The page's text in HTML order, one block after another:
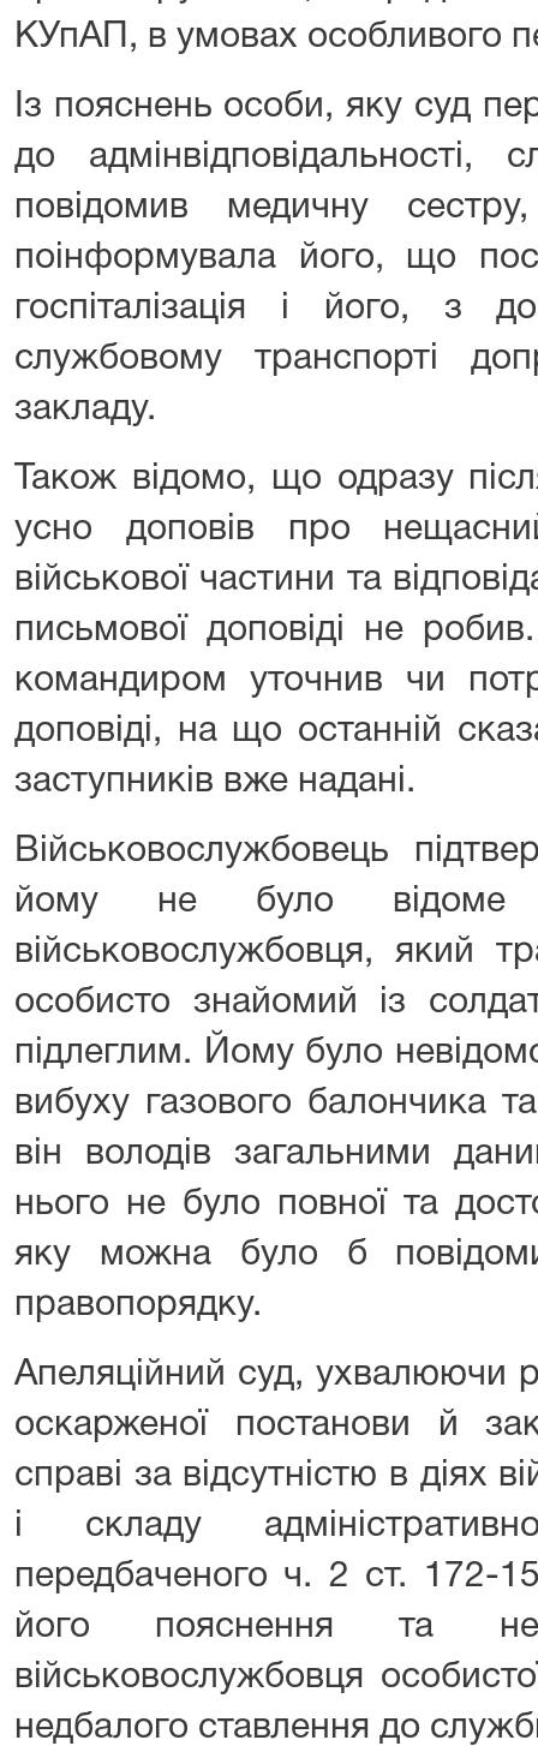
КУпАП, в умовах особливого
Із пояснень особи, яку суд
до
повідомив медичну
поінформувала його, що
госпіталізація і його, з
службовому транспорті
закладу.
Також відомо, що одразу
усно доповів про
військової частини та
письмової доповіді не
командиром уточнив чи
доповіді, на що останній
заступників вже надані.
Військовослужбовець
йому не було відоме
військовослужбовця, який
особисто знайомий із
підлеглим. Йому було
вибуху газового балончика
він володів загальними
нього не було повної та
яку можна було б
правопорядку.
Апеляційний суд, ухвалюючи
оскарженої постанови й
справі за відсутністю в діях
і складу
передбаченого ч. 2 ст. 172-
його пояснення та
військовослужбовця
недбалого ставлення до